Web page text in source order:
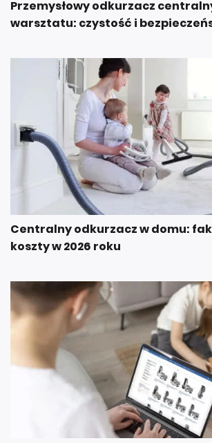
Przemysłowy odkurzacz
warsztatu: czystość i
Centralny odkurzacz w domu:
koszty w 2026 roku